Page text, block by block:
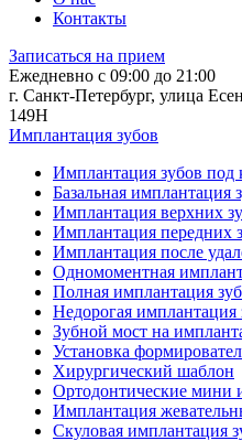
Контакты
Записаться на прием
Ежедневно с 09:00 до 21:00
г. Санкт-Петербург, улица
149Н
Имплантация зубов
Имплантация зубов под
Базальная имплантация
Имплантация верхних
Имплантация передних
Имплантация после
Одномоментная
Полная имплантация
Недорогая имплантация
Зубной мост на
Установка
Хирургический шаблон
Ортодонтические мини
Имплантация
Скуловая имплантация